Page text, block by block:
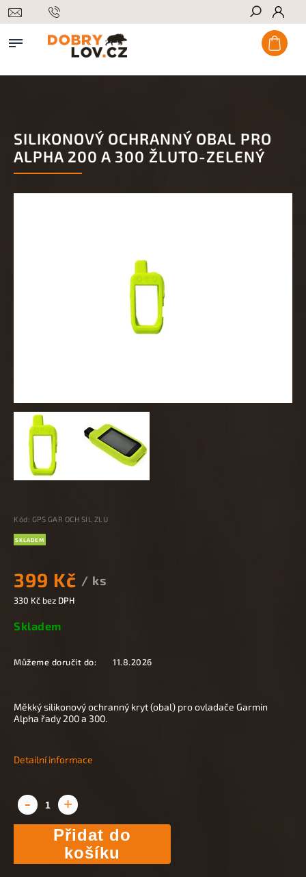
Hledat
SILIKONOVÝ OCHRANNÝ OBAL PRO
ALPHA 200 A 300 ŽLUTO-ZELENÝ
Kód: GPS GAR OCH SIL ZLU
SKLADEM
399 Kč / ks
330 Kč bez DPH
Skladem
Můžeme doručit do: 11.8.2026
Přidat do
košíku
Měkký silikonový ochranný kryt (obal) pro ovladače Garmin
Alpha řady 200 a 300.
Detailní informace